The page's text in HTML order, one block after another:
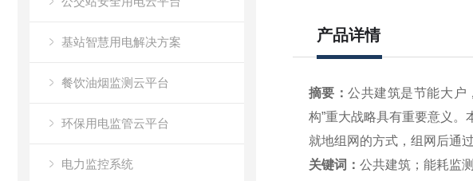
基站智慧用电解决方案
餐饮油烟监测云平台
环保用电监管云平台
电力监控系统
产品详情
摘要：公共建筑是节能大户
构”重大战略具有重要意义
就地组网的方式，组网后通
关键词： 公共建筑；能耗监